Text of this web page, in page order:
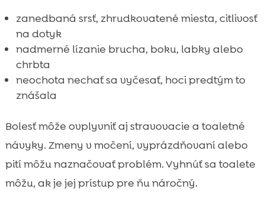
zanedbaná srsť, zhrudkovatené miesta, citlivosť
na dotyk
nadmerné lízanie brucha, boku, labky alebo
chrbta
neochota nechať sa vyčesať, hoci predtým to
znášala
Bolesť môže ovplyvniť aj stravovacie a toaletné
návyky. Zmeny v močení, vyprázdňovaní alebo
pití môžu naznačovať problém. Vyhnúť sa toalete
môžu, ak je jej prístup pre ňu náročný.